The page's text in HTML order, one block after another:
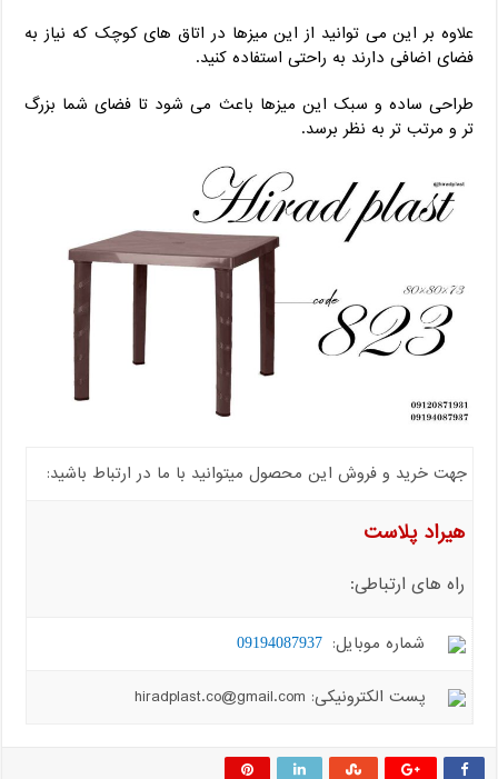
علاوه بر این می توانید از این میزها در اتاق های کوچک که نیاز به
فضای اضافی دارند به راحتی استفاده کنید.
طراحی ساده و سبک این میزها باعث می شود تا فضای شما بزرگ
تر و مرتب تر به نظر برسد.
جهت خرید و فروش این محصول میتوانید با ما در ارتباط باشید:
هیراد پلاست
راه های ارتباطی:
شماره موبایل: 09194087937
پست الکترونیکی: hiradplast.co@gmail.com